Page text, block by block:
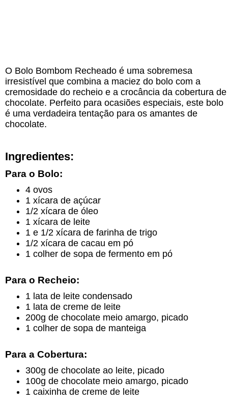
O Bolo Bombom Recheado é uma sobremesa
irresistível que combina a maciez do bolo com a
cremosidade do recheio e a crocância da cobertura de
chocolate. Perfeito para ocasiões especiais, este bolo
é uma verdadeira tentação para os amantes de
chocolate.
Ingredientes:
Para o Bolo:
4 ovos
1 xícara de açúcar
1/2 xícara de óleo
1 xícara de leite
1 e 1/2 xícara de farinha de trigo
1/2 xícara de cacau em pó
1 colher de sopa de fermento em pó
Para o Recheio:
1 lata de leite condensado
1 lata de creme de leite
200g de chocolate meio amargo, picado
1 colher de sopa de manteiga
Para a Cobertura:
300g de chocolate ao leite, picado
100g de chocolate meio amargo, picado
1 caixinha de creme de leite